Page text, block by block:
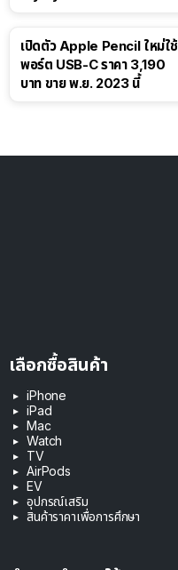
เปิดตัว Apple Pencil ใหม่ใช้
พอร์ต USB-C ราคา 3,190
บาท ขาย พ.ย. 2023 นี้
เลือกซื้อสินค้า
iPhone
iPad
Mac
Watch
TV
AirPods
EV
อุปกรณ์เสริม
สินค้าราคาเพื่อการศึกษา